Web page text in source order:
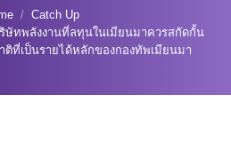
Catch Up
ริษัทพลังงานที่ลทุนในเมียนมาควรสกัดกั้น
ติที่เป็นรายได้หลักของกองทัพเมียนมา